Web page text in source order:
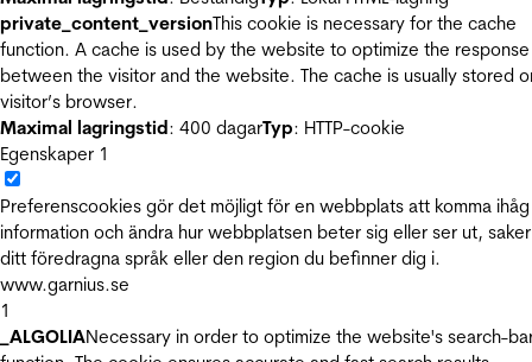
private_content_versionThis cookie is necessary for the cache
function. A cache is used by the website to optimize the
between the visitor and the website. The cache is usually stored
visitor’s browser.
Maximal lagringstid: 400 dagarTyp: HTTP-cookie
Egenskaper 1
Preferenscookies gör det möjligt för en webbplats att komma ihåg
information och ändra hur webbplatsen beter sig eller ser ut,
ditt föredragna språk eller den region du befinner dig i.
www.garnius.se
1
_ALGOLIANecessary in order to optimize the website's search-